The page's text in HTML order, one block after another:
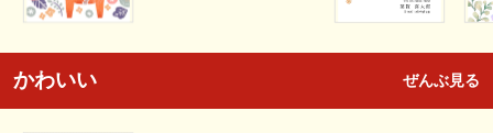
かわいい ぜんぶ見る